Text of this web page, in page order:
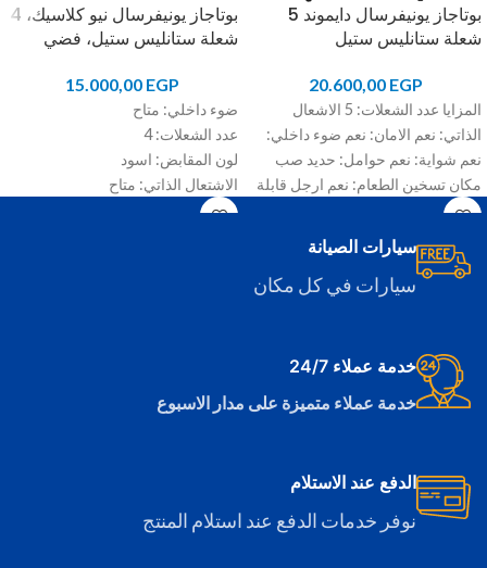
بوتاجاز يونيفرسال دايموند 5
شعلة ستانليس ستيل
20.600,00 EGP
المزايا عدد الشعلات: 5 الاشعال
الذاتي: نعم الامان: نعم ضوء داخلي:
نعم شواية: نعم حوامل: حديد صب
مكان تسخين الطعام: نعم ارجل قابلة
للتعديل: نعم شواية / موتور: نعم ضوء
بوتاجاز يونيفرسال نيو كلاسيك، 4
شعلة ستانليس ستيل، فضي
15.000,00 EGP
ضوء داخلي: متاح
عدد الشعلات: 4
لون المقابض: اسود
الاشتعال الذاتي: متاح
حوامل: حديد
سيارات الصيانة
سيارات في كل مكان
خدمة عملاء 24/7
خدمة عملاء متميزة على مدار الاسبوع
الدفع عند الاستلام
نوفر خدمات الدفع عند استلام المنتج